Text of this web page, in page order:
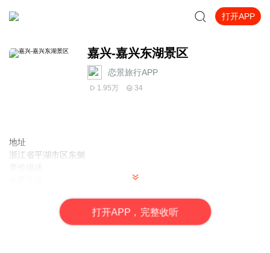
打开APP
嘉兴-嘉兴东湖景区
恋景旅行APP
1.95万 34
地址
浙江省平湖市区东侧
打开APP，完整收听